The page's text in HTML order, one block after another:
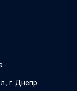
-
г. Днепр